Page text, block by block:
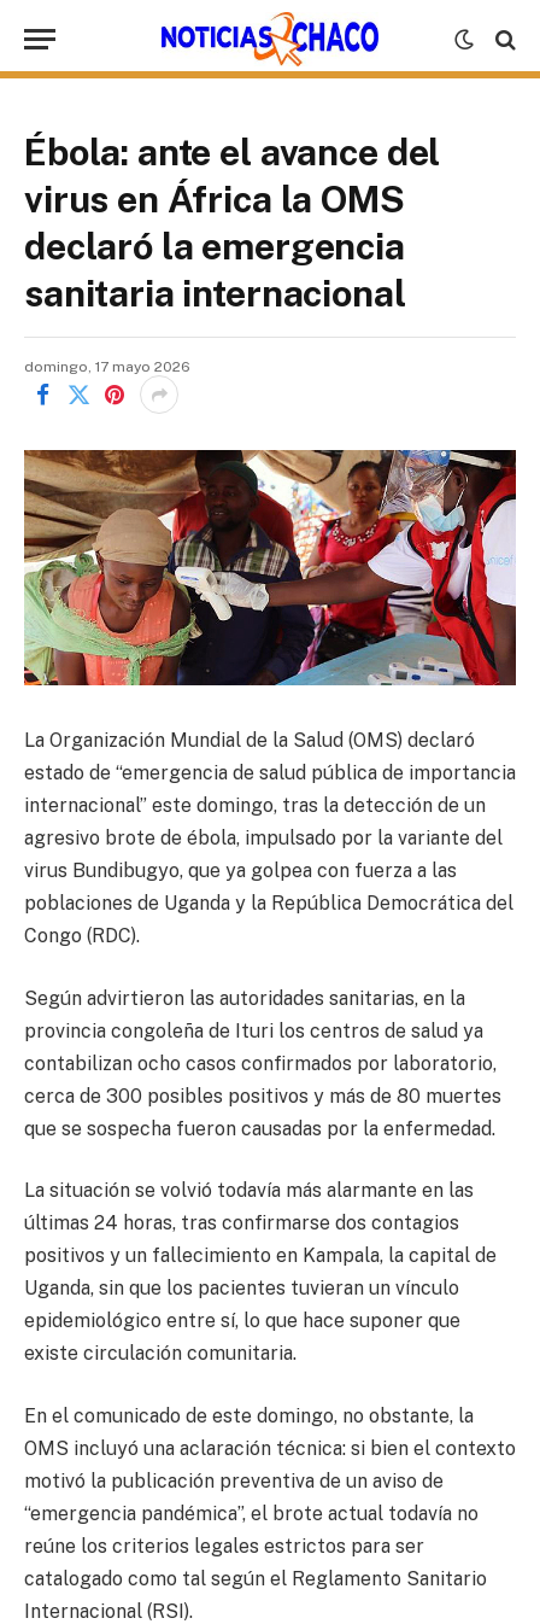
Ébola: ante el avance del
virus en África la OMS
declaró la emergencia
sanitaria internacional
domingo, 17 mayo 2026
La Organización Mundial de la Salud (OMS) declaró
estado de “emergencia de salud pública de importancia
internacional” este domingo, tras la detección de un
agresivo brote de ébola, impulsado por la variante del
virus Bundibugyo, que ya golpea con fuerza a las
poblaciones de Uganda y la República Democrática del
Congo (RDC).
Según advirtieron las autoridades sanitarias, en la
provincia congoleña de Ituri los centros de salud ya
contabilizan ocho casos confirmados por laboratorio,
cerca de 300 posibles positivos y más de 80 muertes
que se sospecha fueron causadas por la enfermedad.
La situación se volvió todavía más alarmante en las
últimas 24 horas, tras confirmarse dos contagios
positivos y un fallecimiento en Kampala, la capital de
Uganda, sin que los pacientes tuvieran un vínculo
epidemiológico entre sí, lo que hace suponer que
existe circulación comunitaria.
En el comunicado de este domingo, no obstante, la
OMS incluyó una aclaración técnica: si bien el contexto
motivó la publicación preventiva de un aviso de
“emergencia pandémica”, el brote actual todavía no
reúne los criterios legales estrictos para ser
catalogado como tal según el Reglamento Sanitario
Internacional (RSI).